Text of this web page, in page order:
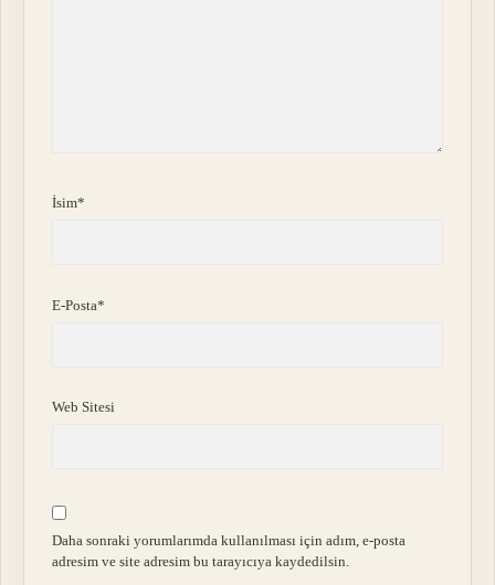
İsim*
E-Posta*
Web Sitesi
Daha sonraki yorumlarımda kullanılması için adım, e-posta
adresim ve site adresim bu tarayıcıya kaydedilsin.